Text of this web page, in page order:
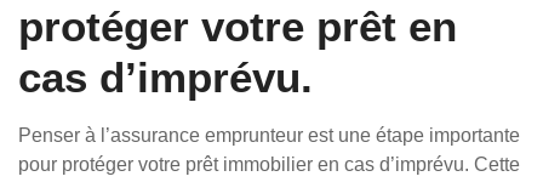
protéger votre prêt en
cas d’imprévu.
Penser à l’assurance emprunteur est une étape importante
pour protéger votre prêt immobilier en cas d’imprévu. Cette